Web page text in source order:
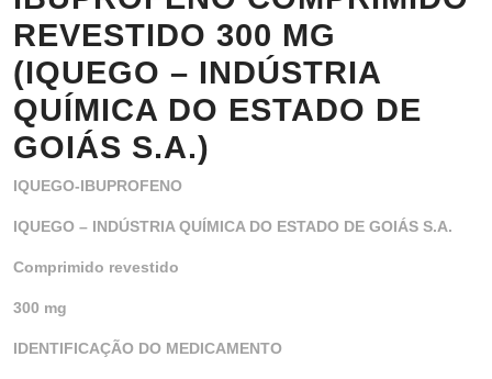
REVESTIDO 300 MG
(IQUEGO – INDÚSTRIA
QUÍMICA DO ESTADO DE
GOIÁS S.A.)
IQUEGO-IBUPROFENO
IQUEGO – INDÚSTRIA QUÍMICA DO ESTADO DE GOIÁS S.A.
Comprimido revestido
300 mg
IDENTIFICAÇÃO DO MEDICAMENTO